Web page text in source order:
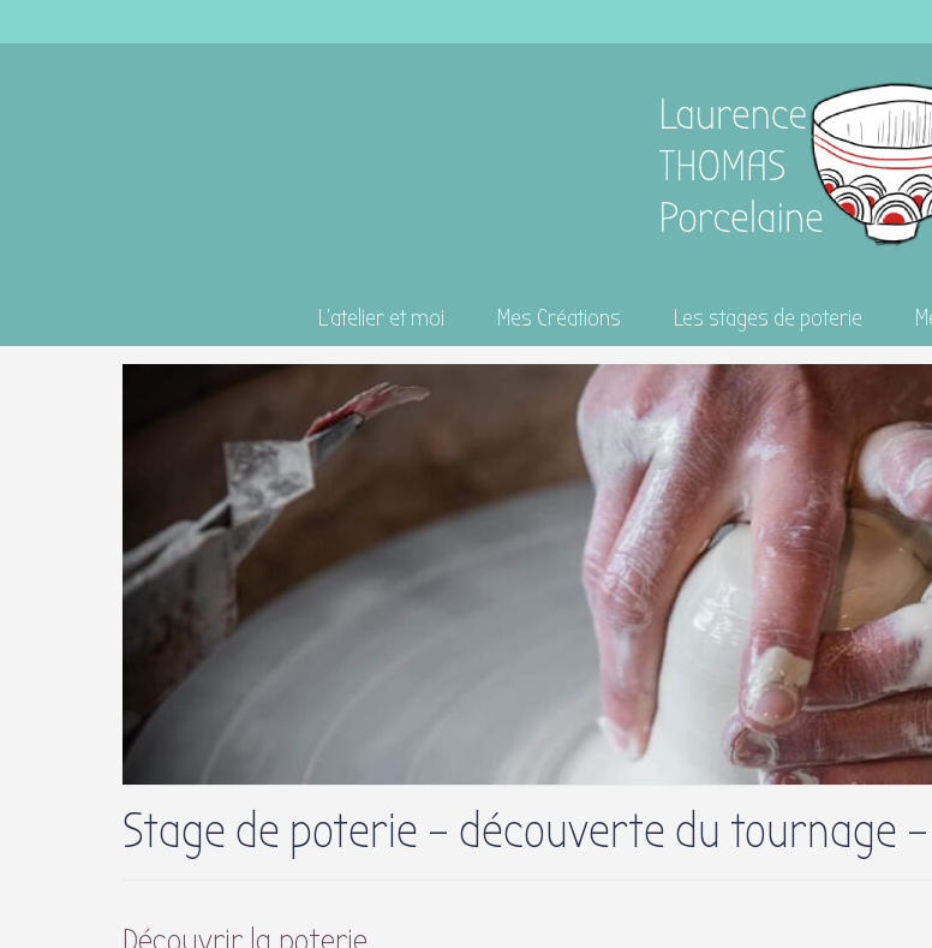
L’atelier et moi Mes Créations Les stages de poterie
Stage de poterie – découverte du tournage